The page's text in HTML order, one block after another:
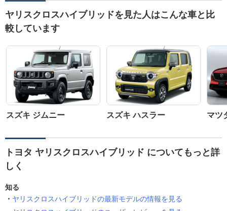
ヤリスクロスハイブリッドを見た人はこんな車と比
較しています
スズキ ジムニー スズキ ハスラー マツ
トヨタ ヤリスクロスハイブリッド についてもっと詳
しく
知る
ヤリスクロスハイブリッドの最新モデルの情報を見る